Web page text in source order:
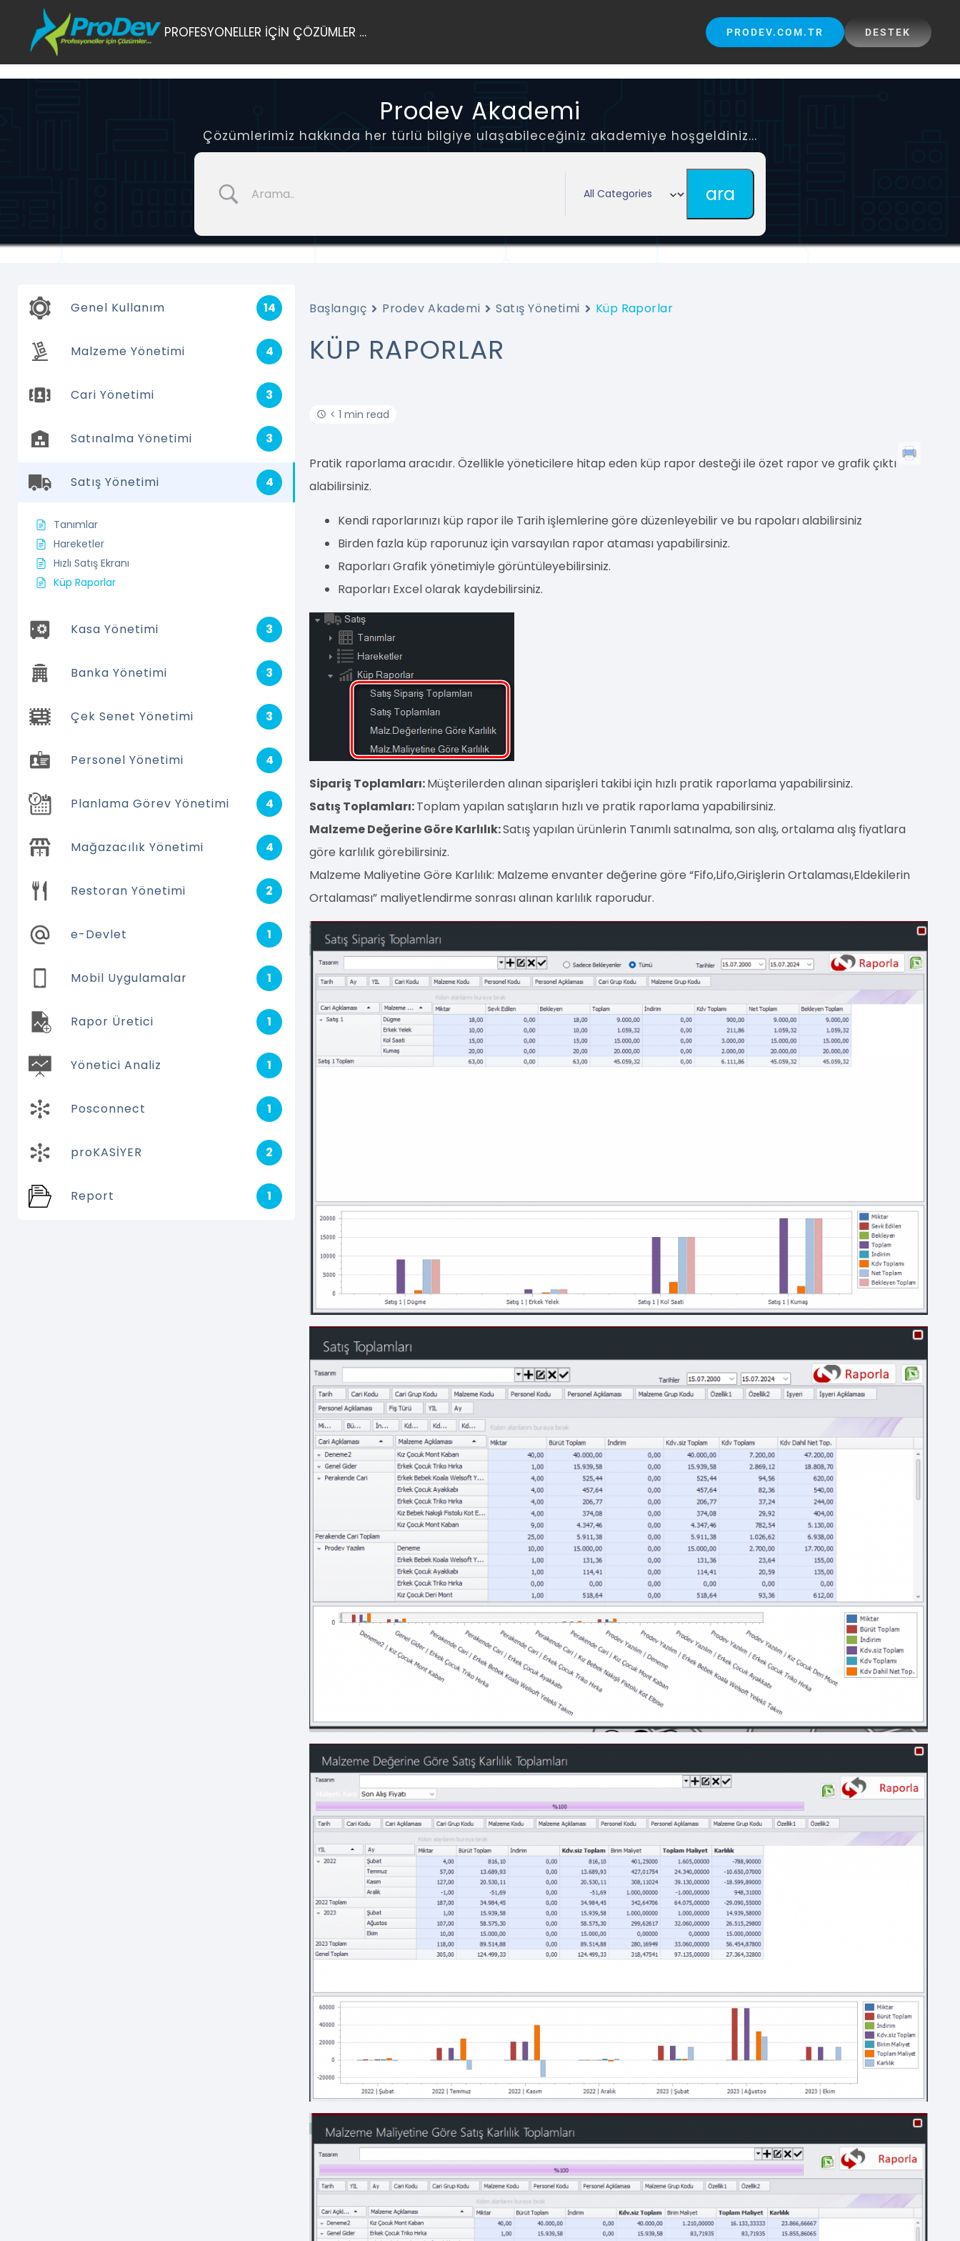
content
PROFESYONELLER İÇİN ÇÖZÜMLER … PRODEV.COM.TR DESTEK
Prodev Akademi
Çözümlerimiz hakkında her türlü bilgiye ulaşabileceğiniz akademiye hoşgeldiniz...
Genel Kullanım 14
Malzeme Yönetimi 4
Cari Yönetimi 3
Satınalma Yönetimi 3
Satış Yönetimi 4
Tanımlar
Hareketler
Hızlı Satış Ekranı
Küp Raporlar
Kasa Yönetimi 3
Banka Yönetimi 3
Çek Senet Yönetimi 3
Personel Yönetimi 4
Planlama Görev Yönetimi 4
Mağazacılık Yönetimi 4
Restoran Yönetimi 2
e-Devlet 1
Mobil Uygulamalar 1
Rapor Üretici 1
Yönetici Analiz 1
Posconnect 1
proKASİYER 2
Report 1
Başlangıç Prodev Akademi Satış Yönetimi Küp Raporlar
KÜP RAPORLAR
< 1 min read
Pratik raporlama aracıdır. Özellikle yöneticilere hitap eden küp rapor desteği ile özet rapor ve grafik çıktı
alabilirsiniz.
Kendi raporlarınızı küp rapor ile Tarih işlemlerine göre düzenleyebilir ve bu rapoları alabilirsiniz
Birden fazla küp raporunuz için varsayılan rapor ataması yapabilirsiniz.
Raporları Grafik yönetimiyle görüntüleyebilirsiniz.
Raporları Excel olarak kaydebilirsiniz.
Sipariş Toplamları:Müşterilerden alınan siparişleri takibi için hızlı pratik raporlama yapabilirsiniz.
Satış Toplamları:Toplam yapılan satışların hızlı ve pratik raporlama yapabilirsiniz.
Malzeme Değerine Göre Karlılık:Satış yapılan ürünlerin Tanımlı satınalma, son alış, ortalama alış fiyatlara
göre karlılık görebilirsiniz.
Malzeme Maliyetine Göre Karlılık: Malzeme envanter değerine göre “Fifo,Lifo,Girişlerin Ortalaması,Eldekilerin
Ortalaması” maliyetlendirme sonrası alınan karlılık raporudur.